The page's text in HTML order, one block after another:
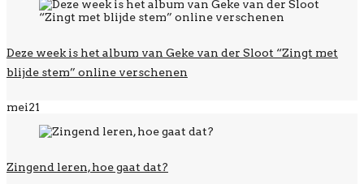
Deze week is het album van Geke van der Sloot “Zingt met
blijde stem” online verschenen
mei21
Zingend leren, hoe gaat dat?